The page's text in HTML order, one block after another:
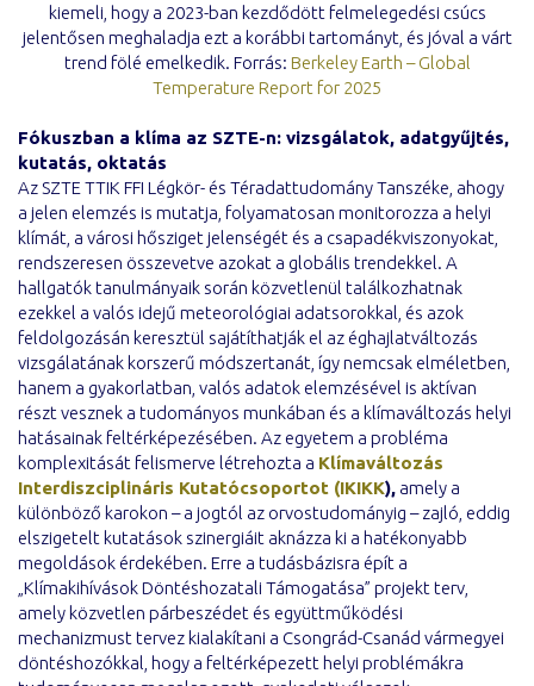
kiemeli, hogy a 2023-ban kezdődött felmelegedési csúcs
jelentősen meghaladja ezt a korábbi tartományt, és jóval a várt
trend fölé emelkedik. Forrás: Berkeley Earth – Global
Temperature Report for 2025
Fókuszban a klíma az SZTE-n: vizsgálatok, adatgyűjtés,
kutatás, oktatás
Az SZTE TTIK FFI Légkör- és Téradattudomány Tanszéke, ahogy
a jelen elemzés is mutatja, folyamatosan monitorozza a helyi
klímát, a városi hősziget jelenségét és a csapadékviszonyokat,
rendszeresen összevetve azokat a globális trendekkel. A
hallgatók tanulmányaik során közvetlenül találkozhatnak
ezekkel a valós idejű meteorológiai adatsorokkal, és azok
feldolgozásán keresztül sajátíthatják el az éghajlatváltozás
vizsgálatának korszerű módszertanát, így nemcsak elméletben,
hanem a gyakorlatban, valós adatok elemzésével is aktívan
részt vesznek a tudományos munkában és a klímaváltozás helyi
hatásainak feltérképezésében. Az egyetem a probléma
komplexitását felismerve létrehozta a Klímaváltozás
Interdiszciplináris Kutatócsoportot (IKIKK), amely a
különböző karokon – a jogtól az orvostudományig – zajló, eddig
elszigetelt kutatások szinergiáit aknázza ki a hatékonyabb
megoldások érdekében. Erre a tudásbázisra épít a
„Klímakihívások Döntéshozatali Támogatása” projekt terv,
amely közvetlen párbeszédet és együttműködési
mechanizmust tervez kialakítani a Csongrád-Csanád vármegyei
döntéshozókkal, hogy a feltérképezett helyi problémákra